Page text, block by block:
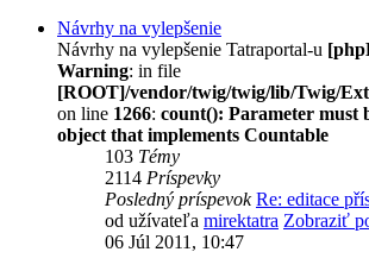
Návrhy na vylepšenie
Návrhy na vylepšenie Tatraportal-u
Warning: in file
[ROOT]/vendor/twig/twig/lib/Twig/
on line 1266: count(): Parameter must
object that implements Countable
103 Témy
2114 Príspevky
Posledný príspevok Re: editace
od užívateľa mirektatra Zobraziť
06 Júl 2011, 10:47